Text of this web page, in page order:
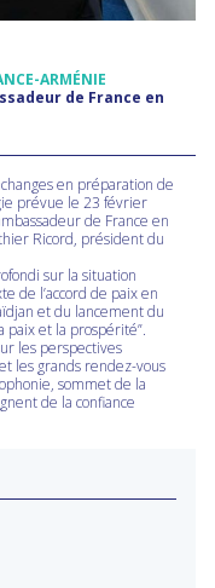
ARMÉNIE
de France en
en préparation de
prévue le 23 février
de France en
Ricord, président du
sur la situation
de l’accord de paix en
et du lancement du
paix et la prospérité”.
les perspectives
les grands rendez-vous
sommet de la
de la confiance